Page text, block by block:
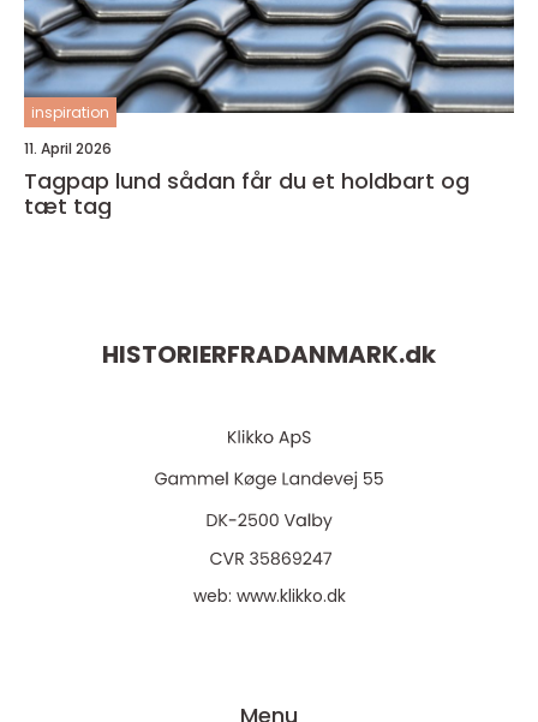
inspiration
11. April 2026
Tagpap lund sådan får du et holdbart og
tæt tag
HISTORIERFRADANMARK.dk
web: www.klikko.dk
Menu